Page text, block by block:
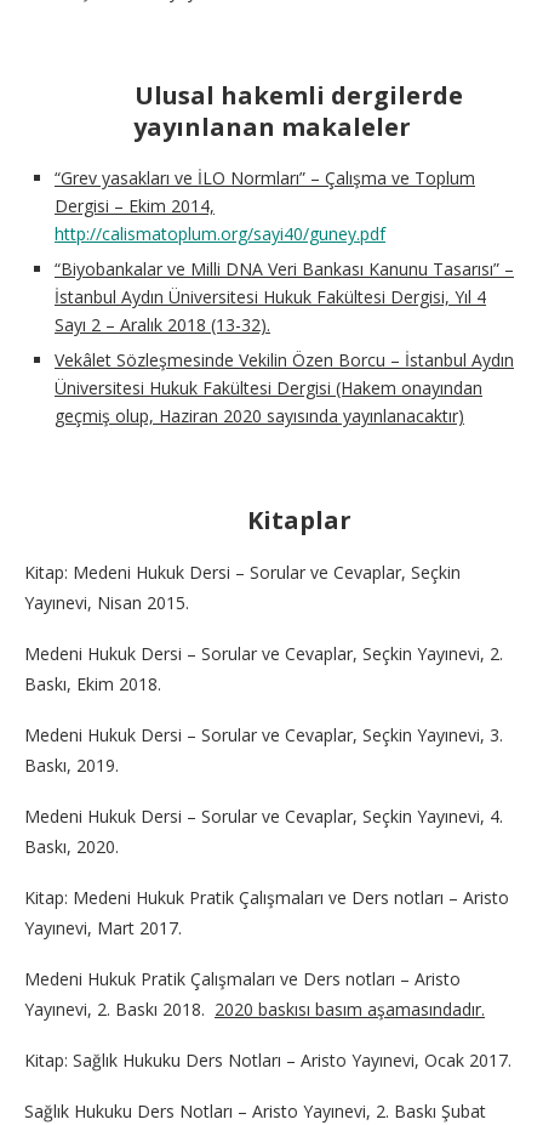
Ulusal hakemli dergilerde
yayınlanan makaleler
“Grev yasakları ve İLO Normları” – Çalışma ve Toplum
Dergisi – Ekim 2014,
http://calismatoplum.org/sayi40/guney.pdf
“Biyobankalar ve Milli DNA Veri Bankası Kanunu Tasarısı” –
İstanbul Aydın Üniversitesi Hukuk Fakültesi Dergisi, Yıl 4
Sayı 2 – Aralık 2018 (13-32).
Vekâlet Sözleşmesinde Vekilin Özen Borcu – İstanbul Aydın
Üniversitesi Hukuk Fakültesi Dergisi (Hakem onayından
geçmiş olup, Haziran 2020 sayısında yayınlanacaktır)
Kitaplar
Kitap: Medeni Hukuk Dersi – Sorular ve Cevaplar, Seçkin
Yayınevi, Nisan 2015.
Medeni Hukuk Dersi – Sorular ve Cevaplar, Seçkin Yayınevi, 2.
Baskı, Ekim 2018.
Medeni Hukuk Dersi – Sorular ve Cevaplar, Seçkin Yayınevi, 3.
Baskı, 2019.
Medeni Hukuk Dersi – Sorular ve Cevaplar, Seçkin Yayınevi, 4.
Baskı, 2020.
Kitap: Medeni Hukuk Pratik Çalışmaları ve Ders notları – Aristo
Yayınevi, Mart 2017.
Medeni Hukuk Pratik Çalışmaları ve Ders notları – Aristo
Yayınevi, 2. Baskı 2018. 2020 baskısı basım aşamasındadır.
Kitap: Sağlık Hukuku Ders Notları – Aristo Yayınevi, Ocak 2017.
Sağlık Hukuku Ders Notları – Aristo Yayınevi, 2. Baskı Şubat